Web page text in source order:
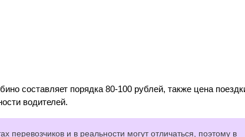
составляет порядка 80-100 рублей, также цена
водителей.
перевозчиков и в реальности могут отличаться, поэтому в